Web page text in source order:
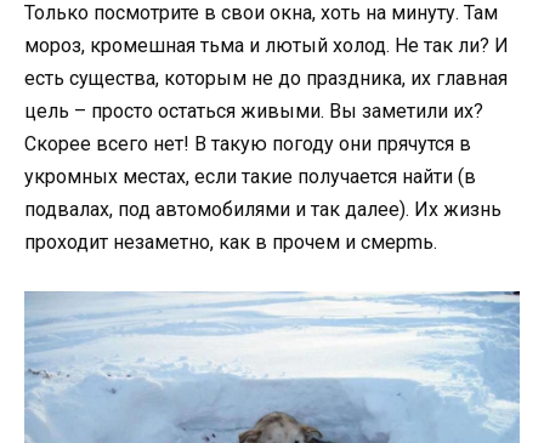
Только посмотрите в свои окна, хоть на минуту. Там
мороз, кромешная тьма и лютый холод. Не так ли? И
есть существа, которым не до праздника, их главная
цель – просто остаться живыми. Вы заметили их?
Скорее всего нет! В такую погоду они прячутся в
укромных местах, если такие получается найти (в
подвалах, под автомобилями и так далее). Их жизнь
проходит незаметно, как в прочем и смерmь.